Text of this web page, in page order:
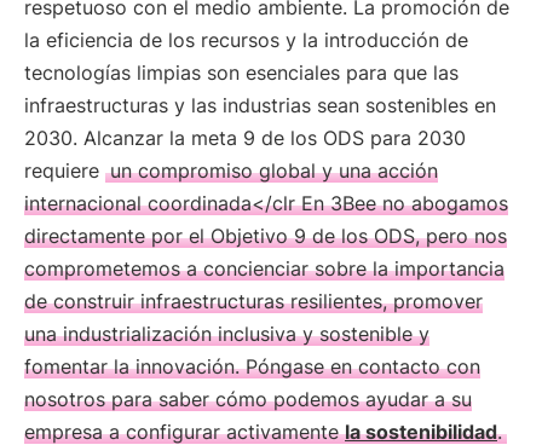
respetuoso con el medio ambiente. La promoción de
la eficiencia de los recursos y la introducción de
tecnologías limpias son esenciales para que las
infraestructuras y las industrias sean sostenibles en
2030. Alcanzar la meta 9 de los ODS para 2030
requiere un compromiso global y una acción
internacional coordinada</clr En 3Bee no abogamos
directamente por el Objetivo 9 de los ODS, pero nos
comprometemos a concienciar sobre la importancia
de construir infraestructuras resilientes, promover
una industrialización inclusiva y sostenible y
fomentar la innovación. Póngase en contacto con
nosotros para saber cómo podemos ayudar a su
empresa a configurar activamentela sostenibilidad.